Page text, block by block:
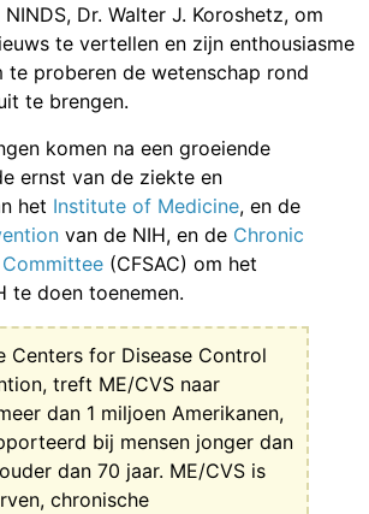
Dr. Walter J. Koroshetz, om
te vertellen en zijn enthousiasme
te proberen de wetenschap rond
te brengen.
komen na een groeiende
ernst van de ziekte en
het Institute of Medicine, en de
van de NIH, en de Chronic
(CFSAC) om het
te doen toenemen.
Centers for Disease Control
treft ME/CVS naar
dan 1 miljoen Amerikanen,
bij mensen jonger dan
dan 70 jaar. ME/CVS is
chronische